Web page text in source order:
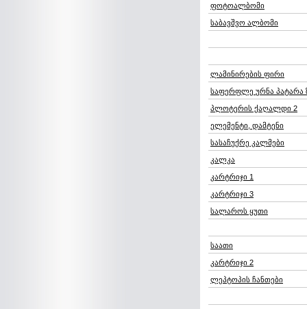
ფოტოალბომი
საბავშვო ალბომი
ლამინირების ფირი
საფერფლე ურნა პატარა
პლოტერის ქაღალდი 2
ელემენტი, დამტენი
სასაჩუქრე კალმები
კალკა
კარტრიჯი 1
კარტრიჯი 3
სალაროს ყუთი
საათი
კარტრიჯი 2
ლეპტოპის ჩანთები